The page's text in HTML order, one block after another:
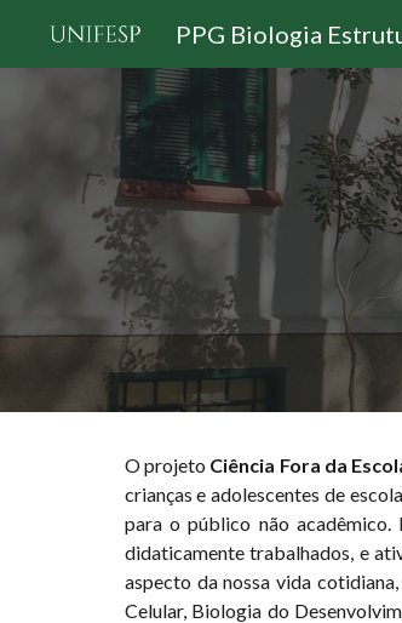
PPG Biologia
O projeto Ciência Fora da
crianças e adolescentes de
para o público não
didaticamente trabalhados, e
aspecto da nossa vida
Celular, Biologia do